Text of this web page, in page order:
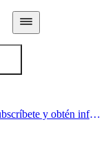
Acá comienza un estilo de vida saludable. Subscríbete y obtén información de primera mano